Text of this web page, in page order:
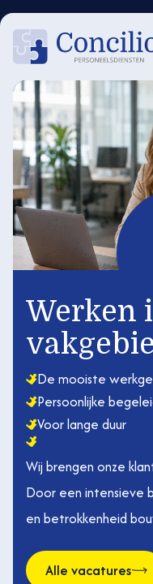
Werken
De mooiste
Persoonlijke
Voor lange duur
Wij brengen onze
Door een intensieve
en betrokkenheid
Alle vacatures